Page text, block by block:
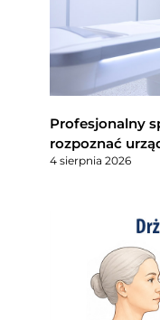
Profesjonalny
rozpoznać
4 sierpnia 2026